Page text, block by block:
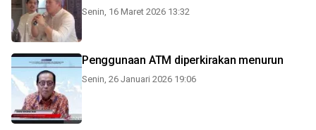
Senin, 16 Maret 2026 13:32
Penggunaan ATM diperkirakan menurun
Senin, 26 Januari 2026 19:06